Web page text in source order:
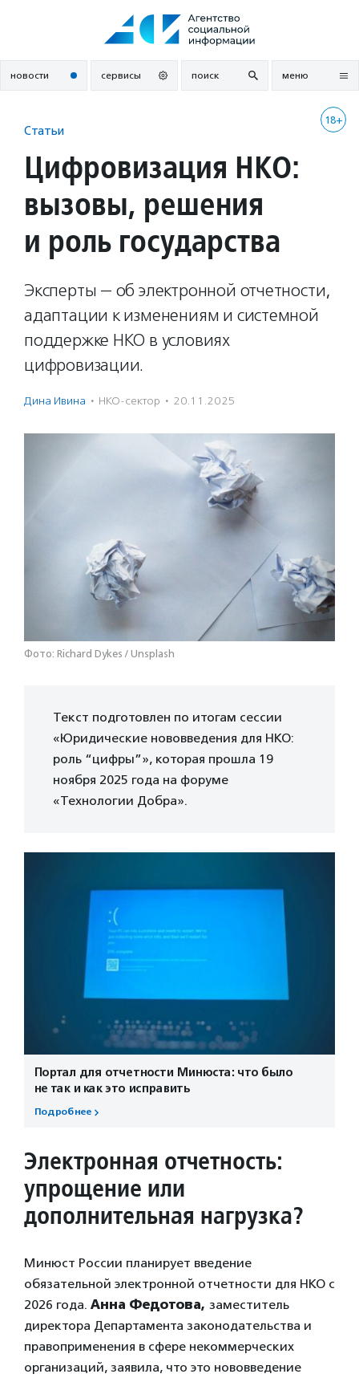
новости сервисы поиск меню
18+
Статьи
Цифровизация НКО:
вызовы, решения
и роль государства
Эксперты — об электронной отчетности,
адаптации к изменениям и системной
поддержке НКО в условиях
цифровизации.
Дина Ивина · НКО-сектор · 20.11.2025
Фото: Richard Dykes / Unsplash
Текст подготовлен по итогам сессии
«Юридические нововведения для НКО:
роль “цифры”», которая прошла 19
ноября 2025 года на форуме
«Технологии Добра».
Портал для отчетности Минюста: что было
не так и как это исправить
Подробнее
Электронная отчетность:
упрощение или
дополнительная нагрузка?
Минюст России планирует введение
обязательной электронной отчетности для НКО с
2026 года. Анна Федотова, заместитель
директора Департамента законодательства и
правоприменения в сфере некоммерческих
организаций, заявила, что это нововведение